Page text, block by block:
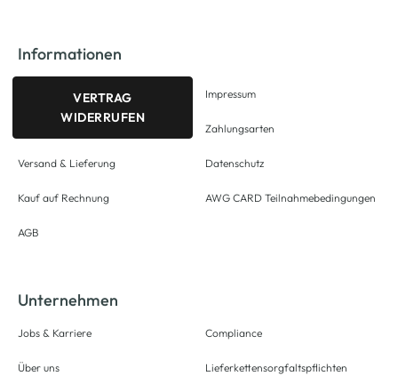
Informationen
VERTRAG
WIDERRUFEN
Versand & Lieferung
Kauf auf Rechnung
AGB
Impressum
Zahlungsarten
Datenschutz
AWG CARD Teilnahmebedingungen
Unternehmen
Jobs & Karriere
Über uns
Compliance
Lieferkettensorgfaltspflichten